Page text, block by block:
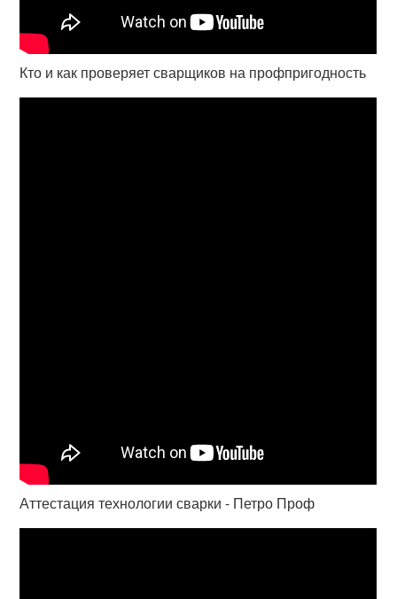
Кто и как проверяет сварщиков на профпригодность
Аттестация технологии сварки - Петро Проф